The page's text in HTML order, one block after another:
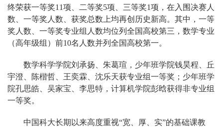
终荣获一等奖11项、二等奖5项、三等奖1项，在入围决赛人
数、一等奖人数、获奖总数上均再创历史新高。其中，一等
奖人数、一等奖专业组人数均位列全国高校第三，数学专业
（高年级组）前10名人数并列全国高校第一。
数学科学学院刘承扬、朱葛瑄，少年班学院钱昊程、丘
宇澄、陈楷哲、王奕霖、沈乐天获专业组一等奖；少年班学
院孔思皓、吴家宝、李思特，计算机学院彭晗获得非专业组
一等奖。
中国科大长期以来高度重视“宽、厚、实”的基础课教